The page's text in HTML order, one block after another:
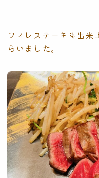
フィレステーキも出来
らいました。